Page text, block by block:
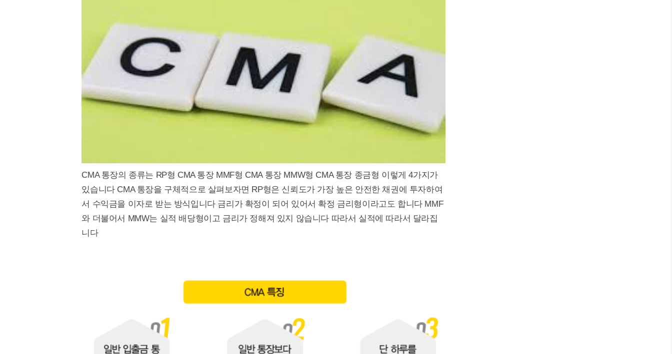
CMA 통장의 종류는 RP형 CMA 통장 MMF형 CMA 통장 MMW형 CMA 통장 종금형 이렇게 4가지가
있습니다 CMA 통장을 구체적으로 살펴보자면 RP형은 신뢰도가 가장 높은 안전한 채권에 투자하여
서 수익금을 이자로 받는 방식입니다 금리가 확정이 되어 있어서 확정 금리형이라고도 합니다 MMF
와 더불어서 MMW는 실적 배당형이고 금리가 정해져 있지 않습니다 따라서 실적에 따라서 달라집
니다